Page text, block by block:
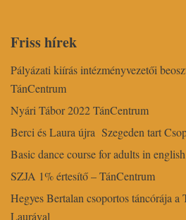
Friss hírek
Pályázati kiírás intézményvezetői
TánCentrum
Nyári Tábor 2022 TánCentrum
Berci és Laura újra Szegeden tart
Basic dance course for adults in english
SZJA 1% értesítő – TánCentrum
Hegyes Bertalan csoportos táncórája a
Laurával